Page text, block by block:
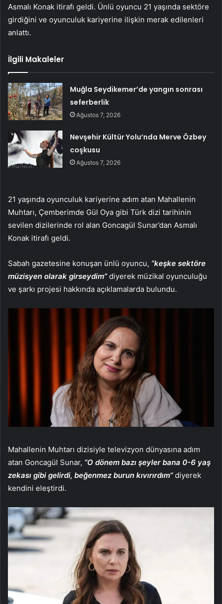
Asmalı Konak itirafı geldi. Ünlü oyuncu 21 yaşında sektöre
girdiğini ve oyunculuk kariyerine ilişkin merak edilenleri
anlattı.
İlgili Makaleler
Muğla Seydikemer’de yangın sonrası
seferberlik
Ağustos 7, 2026
Nevşehir Kültür Yolu’nda Merve Özbey
coşkusu
Ağustos 7, 2026
21 yaşında oyunculuk kariyerine adım atan Mahallenin
Muhtarı, Çemberimde Gül Oya gibi Türk dizi tarihinin
sevilen dizilerinde rol alan Goncagül Sunar’dan Asmalı
Konak itirafı geldi.
Sabah gazetesine konuşan ünlü oyuncu, “keşke sektöre
müzisyen olarak girseydim”diyerek müzikal oyunculuğu
ve şarkı projesi hakkında açıklamalarda bulundu.
Mahallenin Muhtarı dizisiyle televizyon dünyasına adım
atan Goncagül Sunar, “O dönem bazı şeyler bana 0-6 yaş
zekası gibi gelirdi, beğenmez burun kıvırırdım”diyerek
kendini eleştirdi.